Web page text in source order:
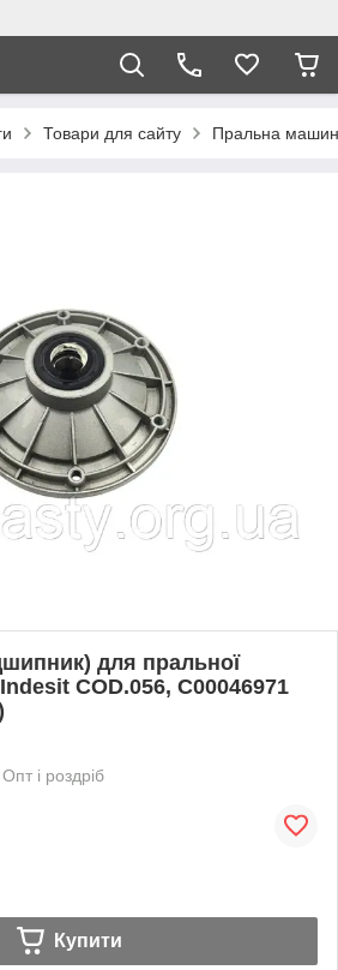
Товари для сайту Пральна
для пральної
COD.056, C00046971
Опт і роздріб
Купити